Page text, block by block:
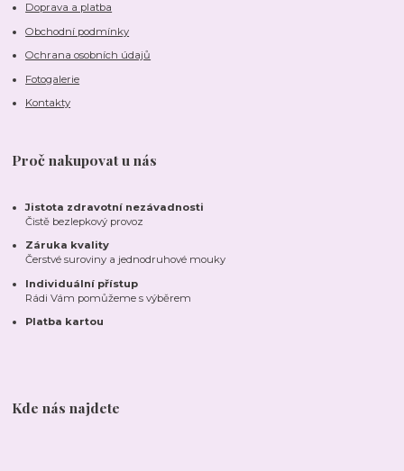
Doprava a platba
Obchodní podmínky
Ochrana osobních údajů
Fotogalerie
Kontakty
Proč nakupovat u nás
Jistota zdravotní nezávadnosti
Čistě bezlepkový provoz
Záruka kvality
Čerstvé suroviny a jednodruhové mouky
Individuální přístup
Rádi Vám pomůžeme s výběrem
Platba kartou
Kde nás najdete